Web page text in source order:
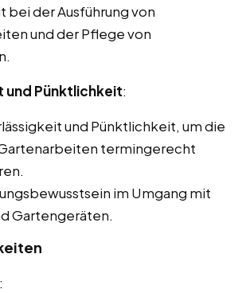
bei der Ausführung von
und der Pflege von
und Pünktlichkeit:
und Pünktlichkeit, um die
termingerecht
im Umgang mit
Gartengeräten.
: